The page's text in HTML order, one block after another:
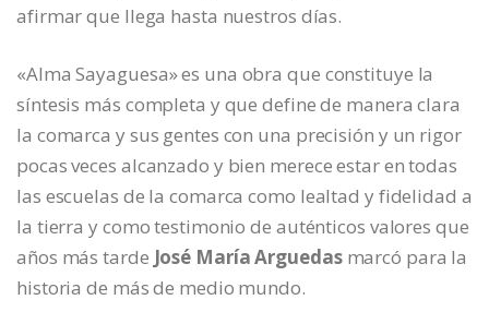
afirmar que llega hasta nuestros días.
«Alma Sayaguesa» es una obra que constituye la
síntesis más completa y que define de manera clara
la comarca y sus gentes con una precisión y un rigor
pocas veces alcanzado y bien merece estar en todas
las escuelas de la comarca como lealtad y fidelidad a
la tierra y como testimonio de auténticos valores que
años más tarde José María Arguedasmarcó para la
historia de más de medio mundo.